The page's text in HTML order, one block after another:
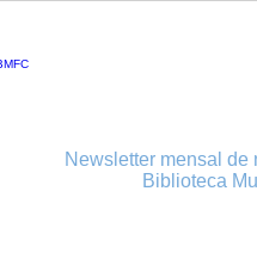
Newsletter mensal
Biblioteca